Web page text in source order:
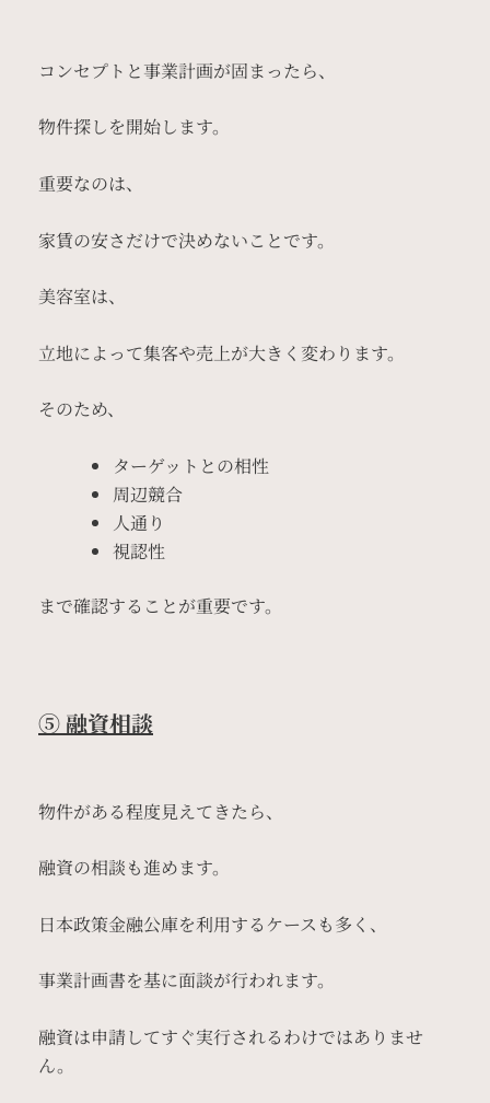
コンセプトと事業計画が固まったら、
物件探しを開始します。
重要なのは、
家賃の安さだけで決めないことです。
美容室は、
立地によって集客や売上が大きく変わります。
そのため、
ターゲットとの相性
周辺競合
人通り
視認性
まで確認することが重要です。
⑤ 融資相談
物件がある程度見えてきたら、
融資の相談も進めます。
日本政策金融公庫を利用するケースも多く、
事業計画書を基に面談が行われます。
融資は申請してすぐ実行されるわけではありませ
ん。